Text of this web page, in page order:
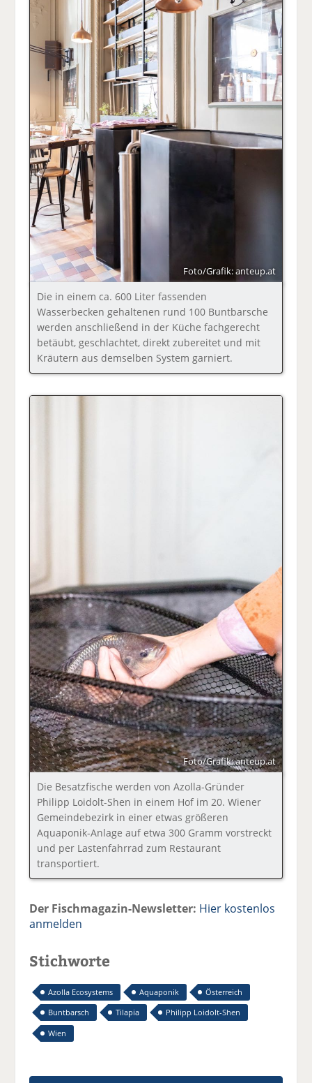
Foto/Grafik: anteup.at
Die in einem ca. 600 Liter fassenden
Wasserbecken gehaltenen rund 100 Buntbarsche
werden anschließend in der Küche fachgerecht
betäubt, geschlachtet, direkt zubereitet und mit
Kräutern aus demselben System garniert.
Foto/Grafik: anteup.at
Die Besatzfische werden von Azolla-Gründer
Philipp Loidolt-Shen in einem Hof im 20. Wiener
Gemeindebezirk in einer etwas größeren
Aquaponik-Anlage auf etwa 300 Gramm vorstreckt
und per Lastenfahrrad zum Restaurant
transportiert.
Der Fischmagazin-Newsletter: Hier kostenlos
anmelden
Stichworte
Azolla Ecosystems Aquaponik
Österreich
Buntbarsch
Tilapia
Philipp Loidolt-Shen
Wien